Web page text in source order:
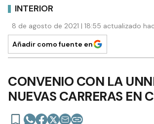
INTERIOR
8 de agosto de 2021 | 18:55 actualizado
Añadir como fuente en
CONVENIO CON LA
NUEVAS CARRERAS EN